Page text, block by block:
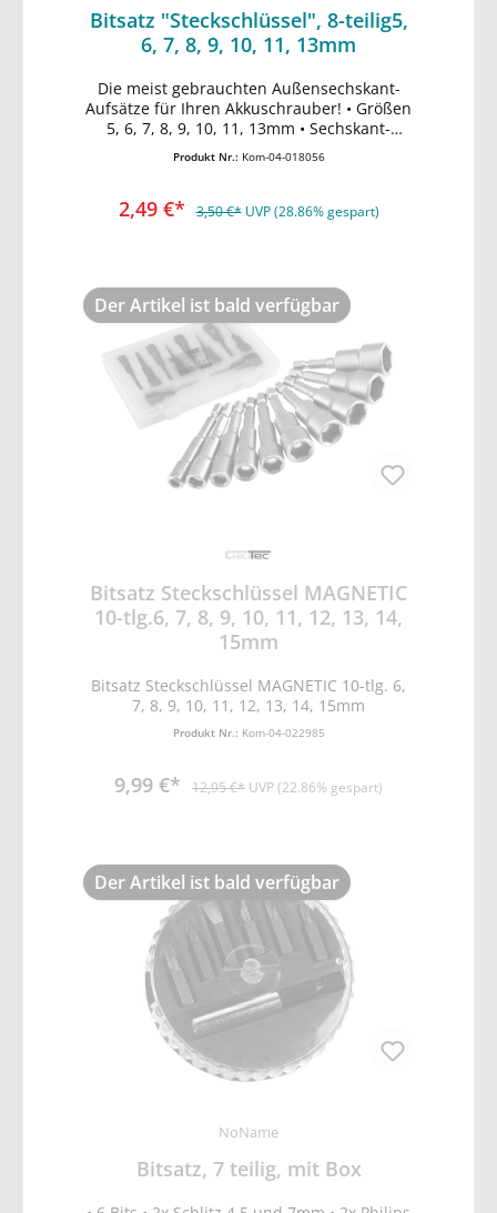
Bitsatz "Steckschlüssel", 8-teilig5,
6, 7, 8, 9, 10, 11, 13mm
Die meist gebrauchten Außensechskant-
Aufsätze für Ihren Akkuschrauber! • Größen
5, 6, 7, 8, 9, 10, 11, 13mm • Sechskant-
Schaftlänge 22mm • Material: Chrom-
Produkt Nr.: Kom-04-018056
2,49 €* 3,50 €* UVP (28.86% gespart)
In den Warenkorb
Der Artikel ist bald verfügbar
Bitsatz Steckschlüssel MAGNETIC
10-tlg.6, 7, 8, 9, 10, 11, 12, 13, 14,
15mm
Bitsatz Steckschlüssel MAGNETIC 10-tlg. 6,
7, 8, 9, 10, 11, 12, 13, 14, 15mm
Produkt Nr.: Kom-04-022985
9,99 €* 12,95 €* UVP (22.86% gespart)
Der Artikel ist bald verfügbar
NoName
Bitsatz, 7 teilig, mit Box